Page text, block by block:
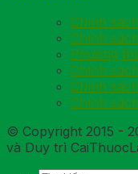
Chính
Chính
Phương
Chính
Chính
Chính
© Copyright 2015 -
và Duy trì